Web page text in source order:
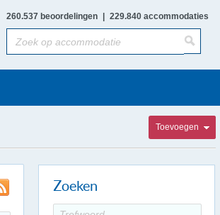
260.537 beoordelingen 229.840 accommodaties
Toevoegen
Zoeken